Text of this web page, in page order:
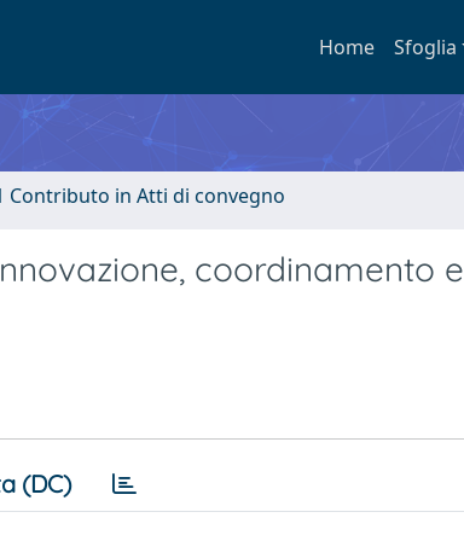
Home Sfoglia
Contributo in Atti di convegno
coordinamento e
(DC)